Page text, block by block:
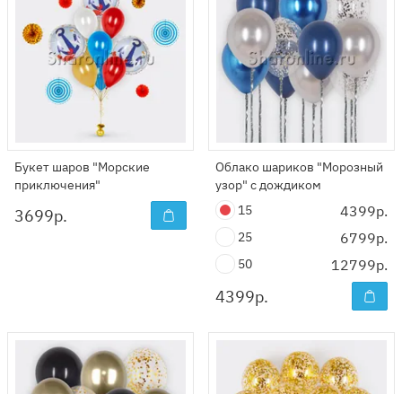
Букет шаров "Морские
приключения"
3699р.
Облако шариков "Морозный
узор" с дождиком
15
4399р.
25 6799р.
50 12799р.
4399р.